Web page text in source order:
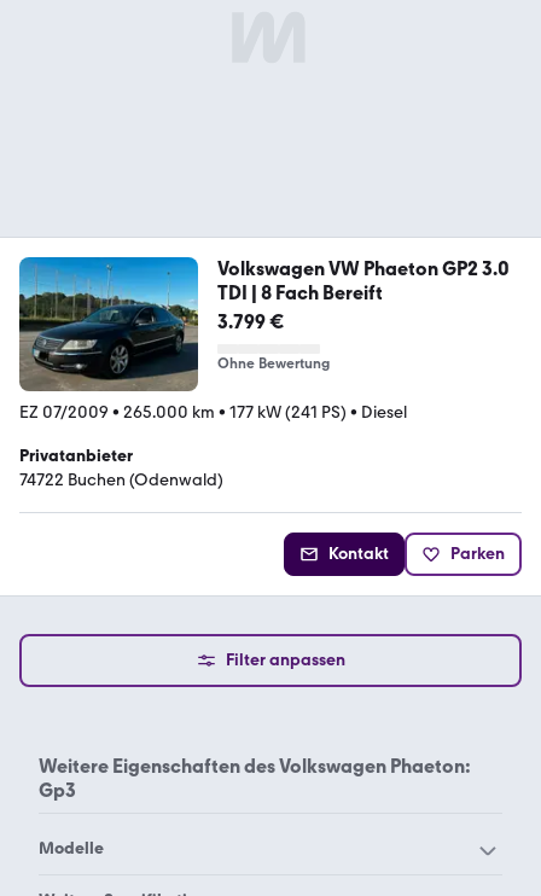
Volkswagen VW Phaeton GP2 3.0
TDI | 8 Fach Bereift
3.799 €
Ohne Bewertung
EZ 07/2009 • 265.000 km • 177 kW (241 PS) • Diesel
Privatanbieter
74722 Buchen (Odenwald)
Kontakt Parken
Filter anpassen
Weitere Eigenschaften desVolkswagen Phaeton:
Gp3
Modelle